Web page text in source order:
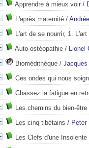
Apprendre à mieux voir /
L'après maternité /
L'art de se nourrir, 1.
Auto-ostéopathie / Lionel
Biomédithèque / Jacques
Ces ondes qui nous
Chassez la fatigue en
Les chemins du bien-être
Les cinq tibétains / Peter
Les Clefs d'une Insolente